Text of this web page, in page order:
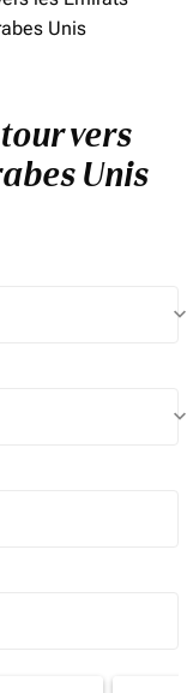
Unis
vers
Unis
keyboard_arrow_down
keyboard_arrow_down